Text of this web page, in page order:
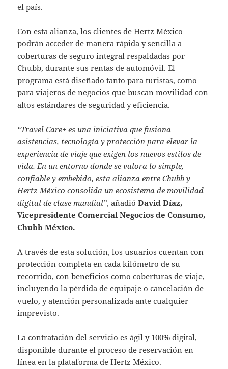
el país.
Con esta alianza, los clientes de Hertz México
podrán acceder de manera rápida y sencilla a
coberturas de seguro integral respaldadas por
Chubb, durante sus rentas de automóvil. El
programa está diseñado tanto para turistas, como
para viajeros de negocios que buscan movilidad con
altos estándares de seguridad y eficiencia.
“Travel Care+ es una iniciativa que fusiona
asistencias, tecnología y protección para elevar la
experiencia de viaje que exigen los nuevos estilos de
vida. En un entorno donde se valora lo simple,
confiable y embebido, esta alianza entre Chubb y
Hertz México consolida un ecosistema de movilidad
digital de clase mundial”, añadióDavid Díaz,
Vicepresidente Comercial Negocios de Consumo,
Chubb México.
A través de esta solución, los usuarios cuentan con
protección completa en cada kilómetro de su
recorrido, con beneficios como coberturas de viaje,
incluyendo la pérdida de equipaje o cancelación de
vuelo, y atención personalizada ante cualquier
imprevisto.
La contratación del servicio es ágil y 100% digital,
disponible durante el proceso de reservación en
línea en la plataforma de Hertz México.